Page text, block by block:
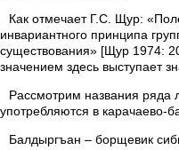
Как отмечает Г.С. Щур:
инвариантного принципа
существования» [Щур 1974:
значением здесь выступает
Рассмотрим названия ряда
употребляются в карачаево-
Балдыргъан – борщевик